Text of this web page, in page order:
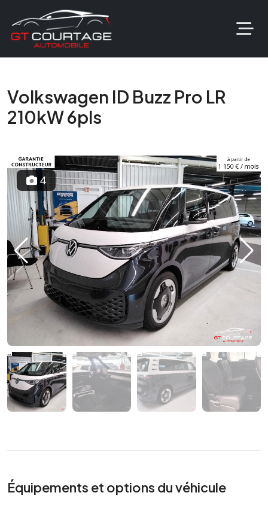
Volkswagen ID Buzz Pro LR
210kW 6pls
Previous Next
4
Équipements et options du véhicule